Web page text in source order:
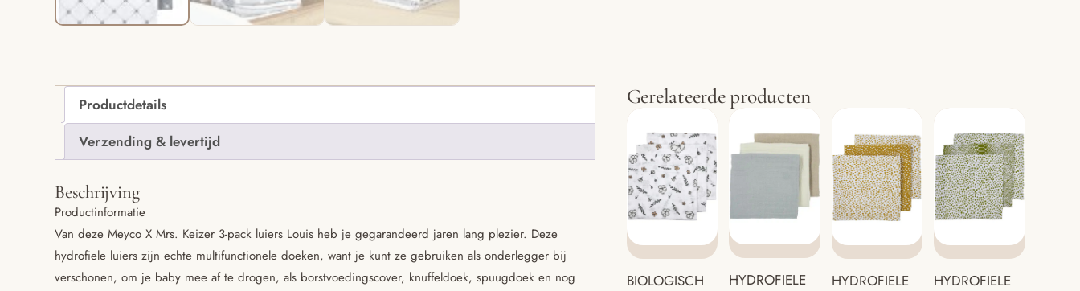
Productdetails
Verzending & levertijd
Beschrijving
Productinformatie
Van deze Meyco X Mrs. Keizer 3-pack luiers Louis heb je gegarandeerd jaren lang plezier. Deze
hydrofiele luiers zijn echte multifunctionele doeken, want je kunt ze gebruiken als onderlegger bij
verschonen, om je baby mee af te drogen, als borstvoedingscover, knuffeldoek, spuugdoek en nog
Gerelateerde producten
BIOLOGISCH
HYDROFIELE
HYDROFIELE
HYDROFIELE